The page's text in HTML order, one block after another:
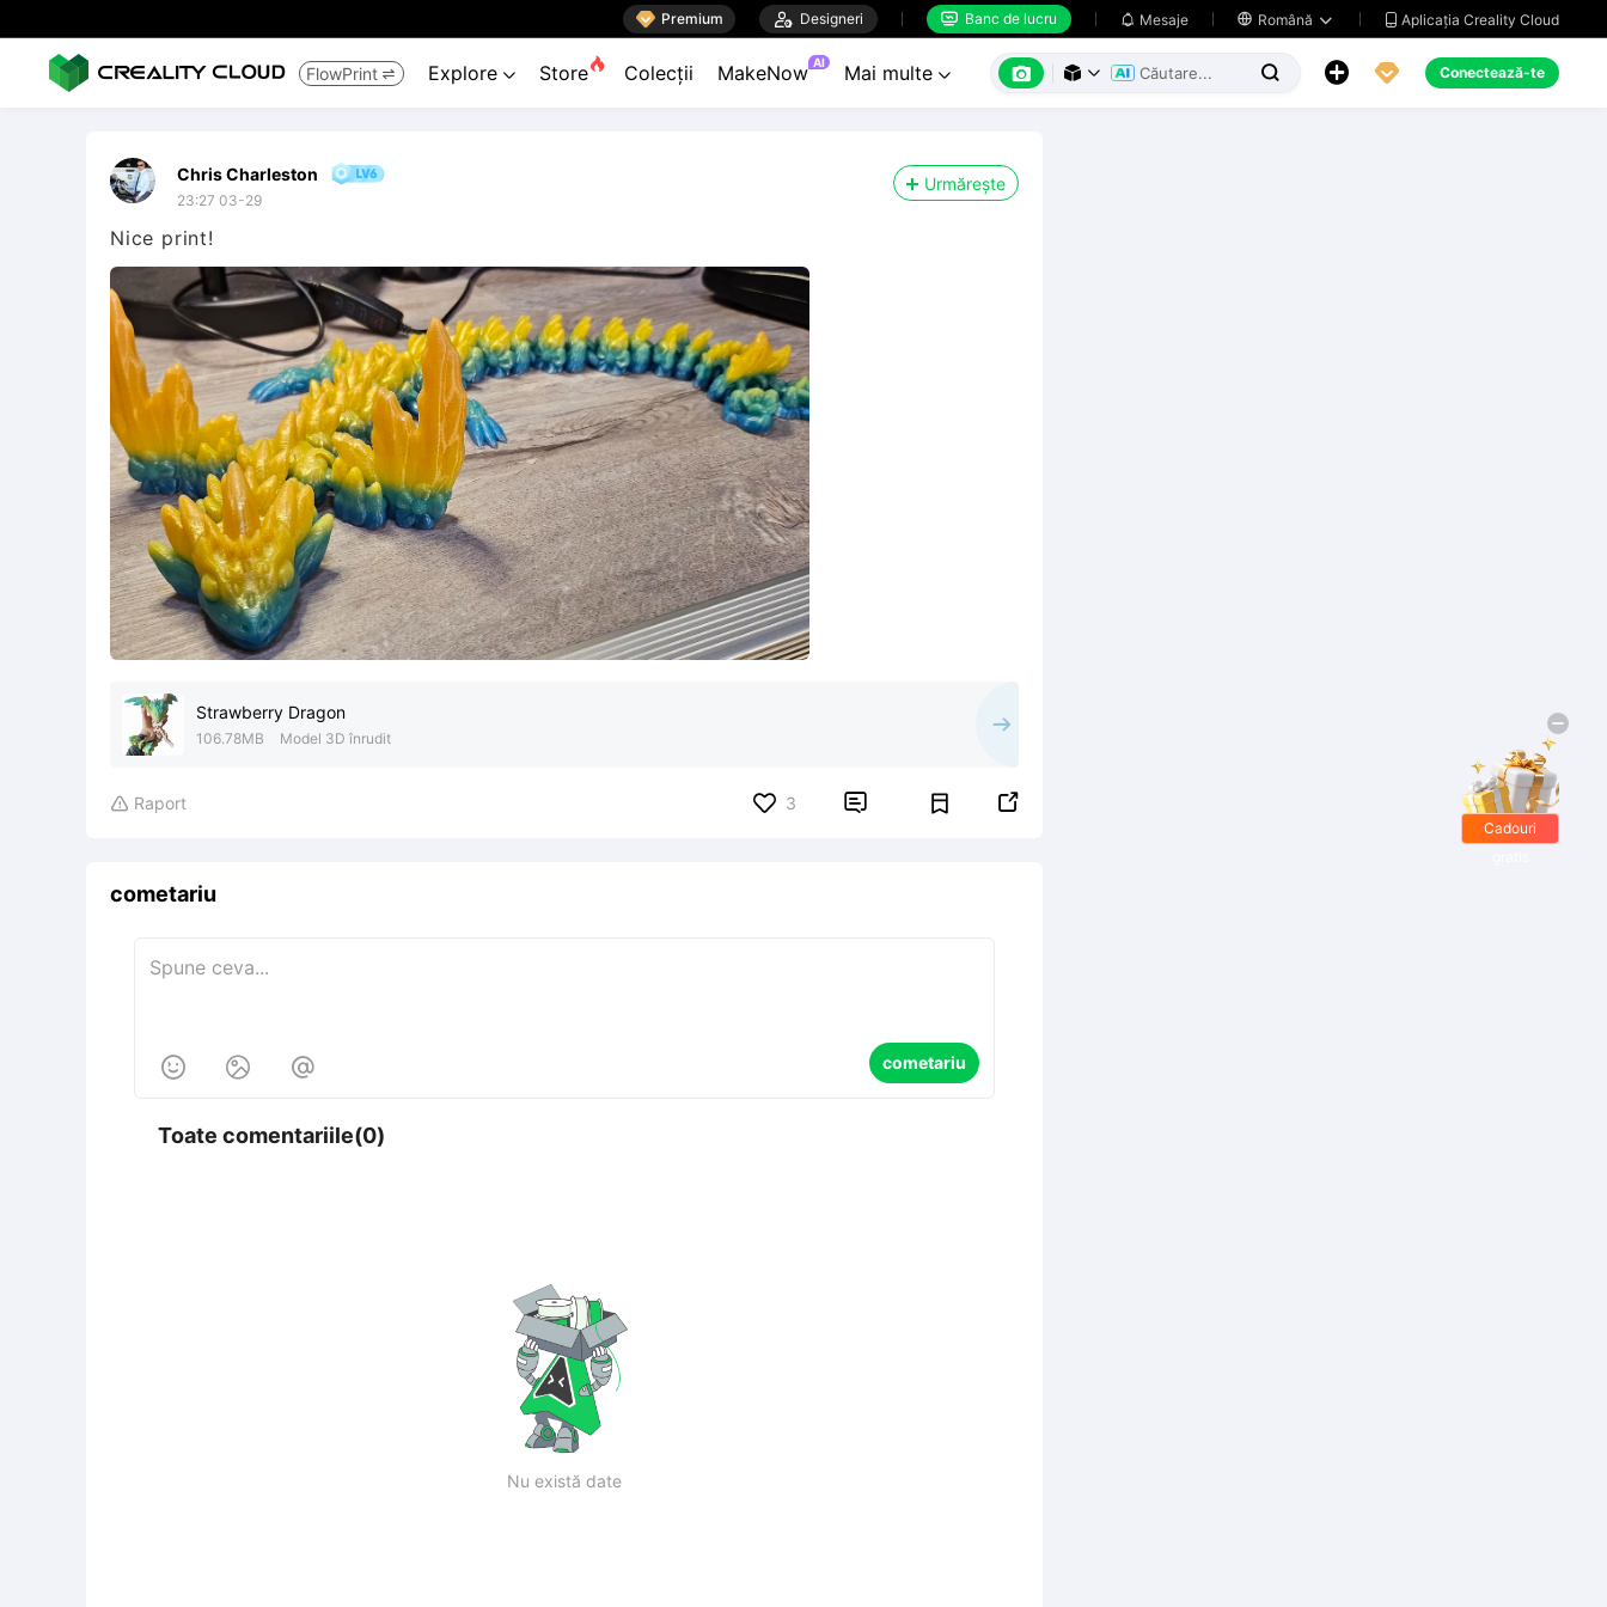
 Premium  Designeri  Banc de lucru  Mesaje  Română   Aplicația Creality Cloud
FlowPrint  Explore  Store Colecții MakeNow AI Mai multe        Conectează-te
Chris Charleston
23:27 03-29
Urmărește
Nice print!
Strawberry Dragon
106.78MB Model 3D înrudit
 Raport 3  
cometariu
   cometariu
Toate comentariile(0)
Nu există date
Cadouri